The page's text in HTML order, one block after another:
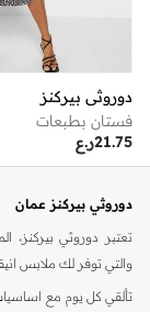
دوروثي بيركنز
فستان بطبعات
ر.ع21.75
دوروثي بيركنز عمان
تعتبر دوروثي بيركنز،
والتي توفر لك ملابس
تألقي كل يوم مع